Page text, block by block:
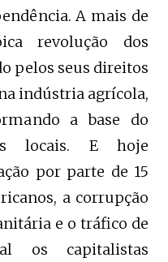
A mais de
revolução dos
pelos seus direitos
indústria agrícola,
a base do
locais. E hoje
por parte de 15
a corrupção
e o tráfico de
os capitalistas